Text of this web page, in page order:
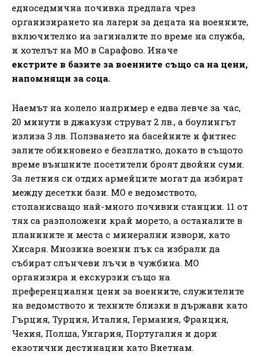
едноседмична почивка предлага чрез
организирането на лагери за децата на военните,
включително на загиналите по време на служба,
и хотелът на МО в Сарафово. Иначе
екстрите в базите за военните също са на цени,
напомнящи за соца.
Наемът на колело например е едва левче за час,
20 минути в джакузи струват 2 лв., а боулингът
излиза 3 лв. Ползването на басейните и фитнес
залите обикновено е безплатно, докато в същото
време външните посетители броят двойни суми.
За летния си отдих армейците могат да избират
между десетки бази. МО е ведомството,
стопанисващо най-много почивни станции. 11 от
тях са разположени край морето, а останалите в
планините и места с минерални извори, като
Хисаря. Мнозина военни пък са избрали да
събират слънчеви лъчи в чужбина. МО
организира и екскурзии също на
преференциални цени за военните, служителите
на ведомството и техните близки в държави като
Гърция, Турция, Италия, Германия, Франция,
Чехия, Полша, Унгария, Португалия и дори
екзотични дестинации като Виетнам.